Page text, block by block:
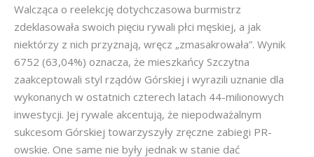
Walcząca o reelekcję dotychczasowa burmistrz
zdeklasowała swoich pięciu rywali płci męskiej, a jak
niektórzy z nich przyznają, wręcz „zmasakrowała”. Wynik
6752 (63,04%) oznacza, że mieszkańcy Szczytna
zaakceptowali styl rządów Górskiej i wyrazili uznanie dla
wykonanych w ostatnich czterech latach 44-milionowych
inwestycji. Jej rywale akcentują, że niepodważalnym
sukcesom Górskiej towarzyszyły zręczne zabiegi PR-
owskie. One same nie były jednak w stanie dać